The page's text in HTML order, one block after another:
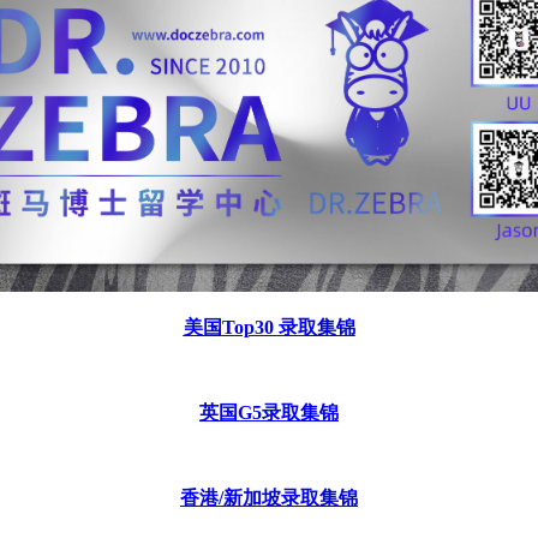
美国Top30 录取集锦
英国G5录取集锦
香港/新加坡录取集锦